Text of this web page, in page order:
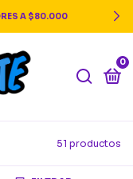
A $80.000
0
51 productos